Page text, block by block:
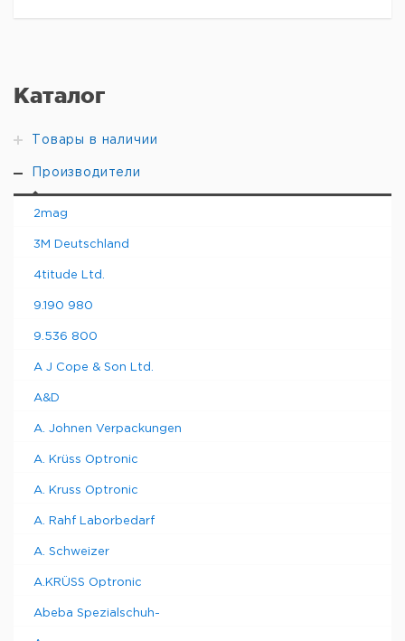
Каталог
Товары в наличии
Производители
2mag
3M Deutschland
4titude Ltd.
9.190 980
9.536 800
A J Cope & Son Ltd.
A&D
A. Johnen Verpackungen
A. Krüss Optronic
A. Kruss Optronic
A. Rahf Laborbedarf
A. Schweizer
A.KRÜSS Optronic
Abeba Spezialschuh-